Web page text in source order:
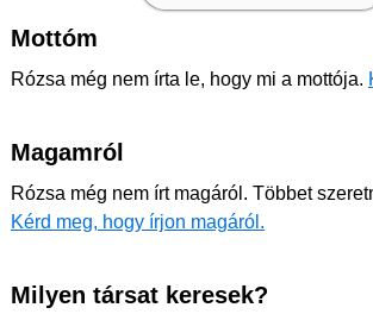
Mottóm
Rózsa még nem írta le, hogy mi a mottója.
Magamról
Rózsa még nem írt magáról. Többet
Kérd meg, hogy írjon magáról.
Milyen társat keresek?